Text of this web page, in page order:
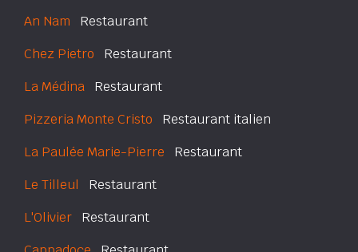
An Nam Restaurant
Chez Pietro Restaurant
La Médina Restaurant
Pizzeria Monte Cristo Restaurant italien
La Paulée Marie-Pierre Restaurant
Le Tilleul Restaurant
L'Olivier Restaurant